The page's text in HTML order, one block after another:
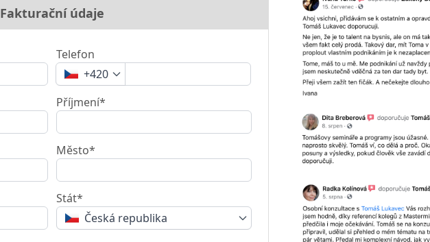
Fakturační údaje
Telefon
+420
Příjmení*
Město*
Stát*
Česká republika